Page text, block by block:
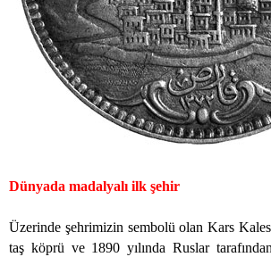
Dünyada madalyalı ilk şehir
Üzerinde şehrimizin sembolü olan Kars
taş köprü ve 1890 yılında Ruslar